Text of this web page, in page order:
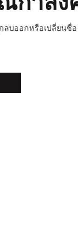
บออกหรือเปลี่ยนชื่อ